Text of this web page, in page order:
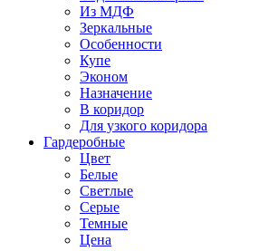
Из МДФ
Зеркальные
Особенности
Купе
Эконом
Назначение
В коридор
Для узкого коридора
Гардеробные
Цвет
Белые
Светлые
Серые
Темные
Цена